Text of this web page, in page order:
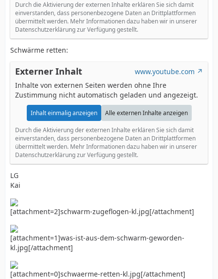
Durch die Aktivierung der externen Inhalte erklären Sie sich damit
einverstanden, dass personenbezogene Daten an Drittplattformen
übermittelt werden. Mehr Informationen dazu haben wir in unserer
Datenschutzerklärung zur Verfügung gestellt.
Schwärme retten:
Externer Inhalt
www.youtube.com
Inhalte von externen Seiten werden ohne Ihre
Zustimmung nicht automatisch geladen und angezeigt.
Inhalt einmalig anzeigen Alle externen Inhalte anzeigen
Durch die Aktivierung der externen Inhalte erklären Sie sich damit
einverstanden, dass personenbezogene Daten an Drittplattformen
übermittelt werden. Mehr Informationen dazu haben wir in unserer
Datenschutzerklärung zur Verfügung gestellt.
LG
Kai
[attachment=2]schwarm-zugeflogen-kl.jpg[/attachment]
[attachment=1]was-ist-aus-dem-schwarm-geworden-
kl.jpg[/attachment]
[attachment=0]schwaerme-retten-kl.jpg[/attachment]